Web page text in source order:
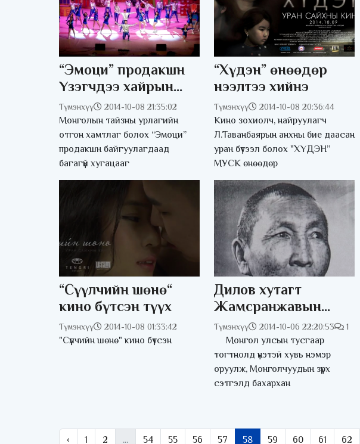
“Эмоци” продакшн
Үзэгчдээ хайрын
энергийг түгээж
байна
Түмэнхүү 2014-10-08 21:35:02
Монголын тайзны урлагийн
отгон хамтлаг болох “Эмоци”
продакшн байгуулагдаад
багагүй хугацааг
“Хүдэн” өнөөдөр
нээлтээ хийнэ
Түмэнхүү 2014-10-08 20:36:44
Кино зохиолч, найруулагч
Л.Таванбаярын анхны бие даасан
уран бүтээл болох "ХҮДЭН”
МУСК өнөөдөр
“Сүүлчийн шөнө“
кино бүтсэн түүх
Түмэнхүү 2014-10-08 01:33:42
"Сүүлчийн шөнө" кино бүтсэн
Дилов хутагт
Жамсранжавын
цадиг оршвой
Түмэнхүү 2014-10-06 22:20:53 1
Монгол улсын тусгаар
тогтнолд үнэтэй хувь нэмэр
оруулж, Монголчуудын зүрх
сэтгэлд бахархан
‹ 1 2 ... 54 55 56 57 58 59 60 61 62